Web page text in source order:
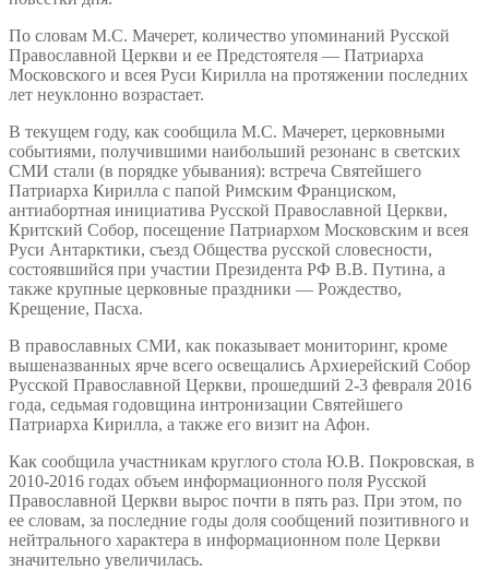
По словам М.С. Мачерет, количество упоминаний Русской
Православной Церкви и ее Предстоятеля — Патриарха
Московского и всея Руси Кирилла на протяжении последних
лет неуклонно возрастает.
В текущем году, как сообщила М.С. Мачерет, церковными
событиями, получившими наибольший резонанс в светских
СМИ стали (в порядке убывания): встреча Святейшего
Патриарха Кирилла с папой Римским Франциском,
антиабортная инициатива Русской Православной Церкви,
Критский Собор, посещение Патриархом Московским и всея
Руси Антарктики, съезд Общества русской словесности,
состоявшийся при участии Президента РФ В.В. Путина, а
также крупные церковные праздники — Рождество,
Крещение, Пасха.
В православных СМИ, как показывает мониторинг, кроме
вышеназванных ярче всего освещались Архиерейский Собор
Русской Православной Церкви, прошедший 2-3 февраля 2016
года, седьмая годовщина интронизации Святейшего
Патриарха Кирилла, а также его визит на Афон.
Как сообщила участникам круглого стола Ю.В. Покровская, в
2010-2016 годах объем информационного поля Русской
Православной Церкви вырос почти в пять раз. При этом, по
ее словам, за последние годы доля сообщений позитивного и
нейтрального характера в информационном поле Церкви
значительно увеличилась.